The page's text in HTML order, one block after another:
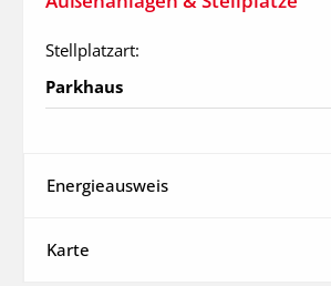
Stellplatzart:
Parkhaus
Energieausweis
Karte